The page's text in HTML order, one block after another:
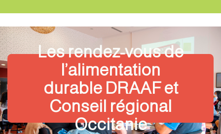
Les rendez-vous de
l’alimentation
durable DRAAF et
Conseil régional
Occitanie